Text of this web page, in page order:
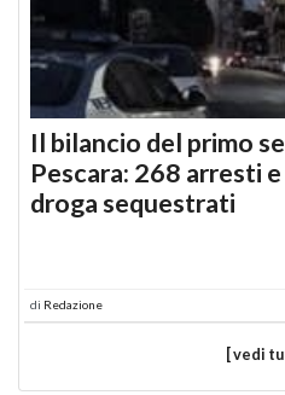
Il bilancio del primo
Pescara: 268 arresti
droga sequestrati
di Redazione
[ vedi